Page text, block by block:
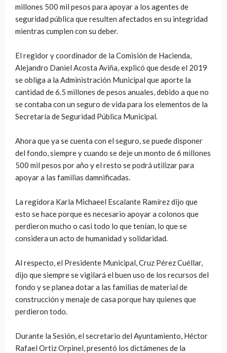
millones 500 mil pesos para apoyar a los agentes de
seguridad pública que resulten afectados en su integridad
mientras cumplen con su deber.
El regidor y coordinador de la Comisión de Hacienda,
Alejandro Daniel Acosta Aviña, explicó que desde el 2019
se obliga a la Administración Municipal que aporte la
cantidad de 6.5 millones de pesos anuales, debido a que no
se contaba con un seguro de vida para los elementos de la
Secretaría de Seguridad Pública Municipal.
Ahora que ya se cuenta con el seguro, se puede disponer
del fondo, siempre y cuando se deje un monto de 6 millones
500 mil pesos por año y el resto se podrá utilizar para
apoyar a las familias damnificadas.
La regidora Karla Michaeel Escalante Ramírez dijo que
esto se hace porque es necesario apoyar a colonos que
perdieron mucho o casi todo lo que tenían, lo que se
considera un acto de humanidad y solidaridad.
Al respecto, el Presidente Municipal, Cruz Pérez Cuéllar,
dijo que siempre se vigilará el buen uso de los recursos del
fondo y se planea dotar a las familias de material de
construcción y menaje de casa porque hay quienes que
perdieron todo.
Durante la Sesión, el secretario del Ayuntamiento, Héctor
Rafael Ortiz Orpinel, presentó los dictámenes de la